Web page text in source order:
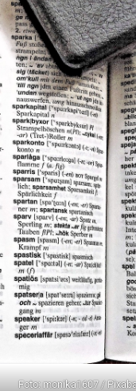
Foto: monika1607 /